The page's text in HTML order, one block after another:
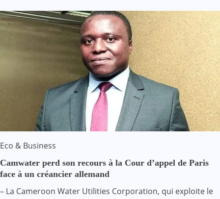
Eco & Business
Camwater perd son recours à la Cour d’appel de Paris
face à un créancier allemand
– La Cameroon Water Utilities Corporation, qui exploite le